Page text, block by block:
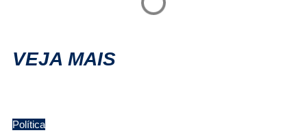
VEJA MAIS
Política